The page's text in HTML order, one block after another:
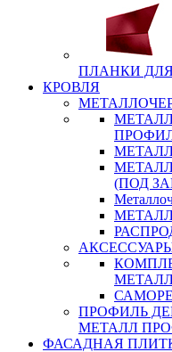
ПЛАНКИ
КРОВЛЯ
(ПОД
ПРОФИЛЬ
МЕТАЛЛ
ФАСАДНАЯ